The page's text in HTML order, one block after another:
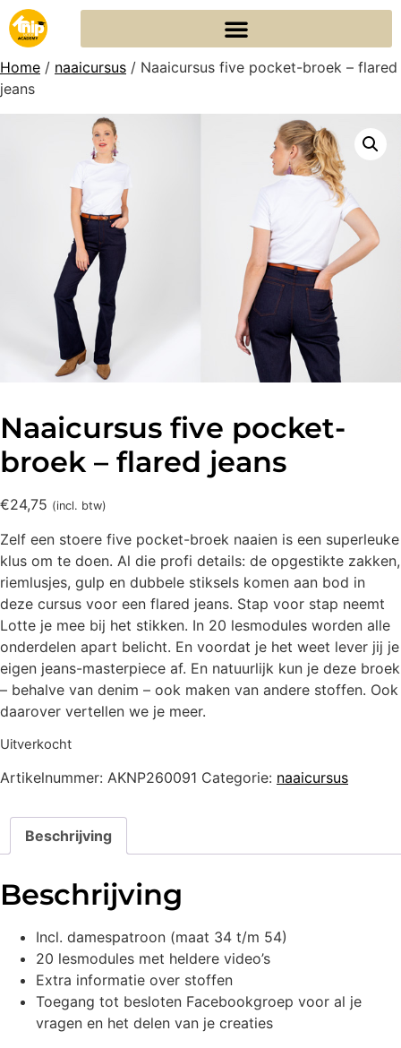
Home / naaicursus / Naaicursus five pocket-broek – flared
jeans
Naaicursus five pocket-
broek – flared jeans
€24,75 (incl. btw)
Zelf een stoere five pocket-broek naaien is een superleuke
klus om te doen. Al die profi details: de opgestikte zakken,
riemlusjes, gulp en dubbele stiksels komen aan bod in
deze cursus voor een flared jeans. Stap voor stap neemt
Lotte je mee bij het stikken. In 20 lesmodules worden alle
onderdelen apart belicht. En voordat je het weet lever jij je
eigen jeans-masterpiece af. En natuurlijk kun je deze broek
– behalve van denim – ook maken van andere stoffen. Ook
daarover vertellen we je meer.
Uitverkocht
Artikelnummer: AKNP260091 Categorie: naaicursus
Beschrijving
Beschrijving
Incl. damespatroon (maat 34 t/m 54)
20 lesmodules met heldere video’s
Extra informatie over stoffen
Toegang tot besloten Facebookgroep voor al je
vragen en het delen van je creaties